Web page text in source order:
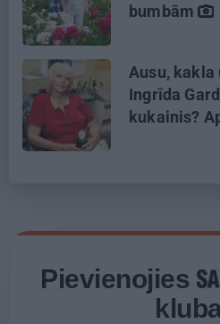
bumbām
Ausu, kakla
Ingrīda
kukainis?
Pievienojies